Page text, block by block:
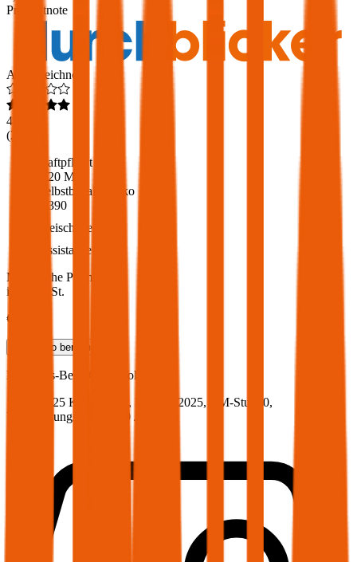
Produktnote
Ausgezeichnet
4,6
(217
Haftpflicht
€ 20 Mio.
Selbstbehalt Kasko
€ 390
Freischaden
Assistance
Monatliche Prämie
inkl. mVSt.
€ 143,62
Teilkasko berechnen
Mercedes-Benz
CLE, Vollkasko
170 PS/125 KW, hybrid, Baujahr 2025, BM-Stufe 0,
Versicherungsnehmer 30 Jahre